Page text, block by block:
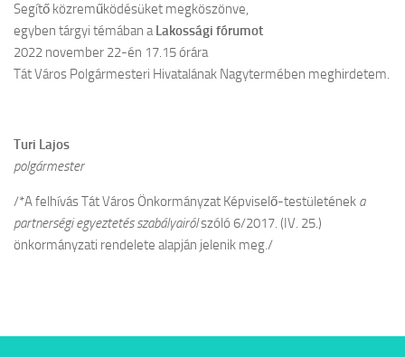
Segítő közreműködésüket megköszönve,
egyben tárgyi témában aLakossági fórumot
2022 november 22-én 17.15 órára
Tát Város Polgármesteri Hivatalának Nagytermében meghirdetem.
Turi Lajos
polgármester
/*A felhívás Tát Város Önkormányzat Képviselő-testületének a
partnerségi egyeztetés szabályairólszóló 6/2017. (IV. 25.)
önkormányzati rendelete alapján jelenik meg./